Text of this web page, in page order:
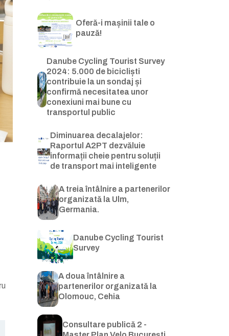
Oferă-i mașinii tale o
pauză!
Danube Cycling Tourist Survey
2024: 5.000 de bicicliști
contribuie la un sondaj și
confirmă necesitatea unor
conexiuni mai bune cu
transportul public
Diminuarea decalajelor:
Raportul A2PT dezvăluie
informații cheie pentru soluții
de transport mai inteligente
A treia întâlnire a partenerilor
organizată la Ulm,
Germania.
Danube Cycling Tourist
Survey
A doua întâlnire a
partenerilor organizată la
Olomouc, Cehia
Consultare publică 2 -